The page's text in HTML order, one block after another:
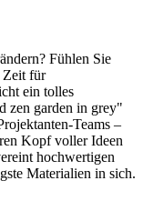
Fühlen Sie
Zeit für
ein tolles
zen garden in grey"
Teams –
Kopf voller Ideen
hochwertigen
Materialien in sich.